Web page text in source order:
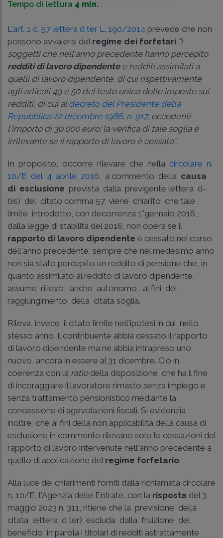
Tempo di lettura 4 min.
L'art. 1 c. 57 lettera d­ ter L. 190/2014 prevede che non
possono avvalersi del regime dei forfetari “i
soggetti che nell'anno precedente hanno percepito
redditi di lavoro dipendentee redditi assimilati a
quelli di lavoro dipendente, di cui rispettivamente
agli articoli 49 e 50 del testo unico delle imposte sui
redditi, di cui aldecreto del Presidente della
Repubblica 22 dicembre 1986, n. 917, eccedenti
l'importo di 30.000 euro; la verifica di tale soglia è
irrilevante se il rapporto di lavoro è cessato”.
In proposito, occorre rilevare che nella circolare n.
10/E del 4 aprile 2016 , a commento della causa
di esclusione prevista dalla previgente lettera d­
bis) del citato comma 57, viene chiarito che tale
limite, introdotto, con decorrenza 1°gennaio 2016,
dalla legge di stabilità del 2016, non opera se il
rapporto di lavoro dipendente è cessato nel corso
dell'anno precedente, sempre che nel medesimo anno
non sia stato percepito un reddito di pensione che, in
quanto assimilato al reddito di lavoro dipendente,
assume rilievo, anche autonomo, ai fini del
raggiungimento della citata soglia.
Rileva, invece, il citato limite nell'ipotesi in cui, nello
stesso anno, il contribuente abbia cessato il rapporto
di lavoro dipendente ma ne abbia intrapreso uno
nuovo, ancora in essere al 31 dicembre. Ciò in
coerenza con la ratio della disposizione, che ha il fine
di incoraggiare il lavoratore rimasto senza impiego e
senza trattamento pensionistico mediante la
concessione di agevolazioni fiscali. Si evidenzia,
inoltre, che ai fini della non applicabilità della causa di
esclusione in commento rilevano solo le cessazioni del
rapporto di lavoro intervenute nell'anno precedente a
quello di applicazione del regime forfetario.
Alla luce dei chiarimenti forniti dalla richiamata circolare
n. 10/E, l'Agenzia delle Entrate, con la risposta del 3
maggio 2023 n. 311, ritiene che la previsione della
citata lettera d­ ter) escluda dalla fruizione del
beneficio in parola i titolari di redditi astrattamente